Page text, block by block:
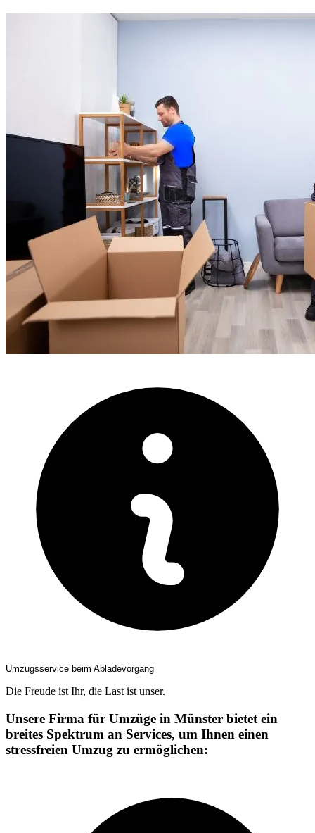
Umzugsservice beim Abladevorgang
Die Freude ist Ihr, die Last ist unser.
Unsere Firma für Umzüge in Münster bietet ein
breites Spektrum an Services, um Ihnen einen
stressfreien Umzug zu ermöglichen: